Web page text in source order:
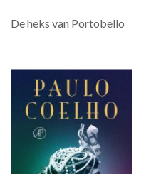
De heks van Portobello